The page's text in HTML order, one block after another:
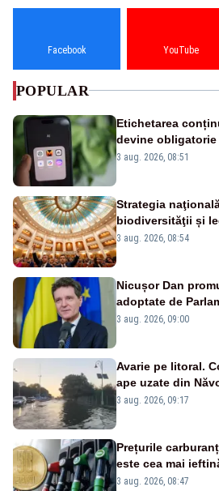
Facebook YouTube
POPULAR
Etichetarea
devine
3 aug. 2026, 08:51
Strategia
biodiversităţii și
dezbatere
3 aug. 2026, 08:54
Nicușor Dan
adoptate de
urbanismului,
3 aug. 2026, 09:00
Avarie pe litoral.
ape uzate din
3 aug. 2026, 09:17
Prețurile
este cea mai
3 aug. 2026, 08:47